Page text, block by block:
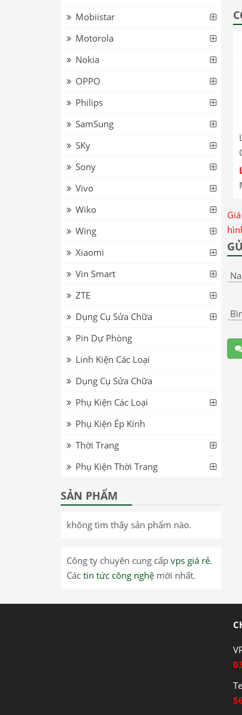
Mobiistar
Motorola
Nokia
OPPO
Philips
SamSung
SKy
Sony
Vivo
Wiko
Wing
Xiaomi
Vin Smart
ZTE
Dụng Cụ Sửa Chữa
Pin Dự Phòng
Linh Kiện Các Loại
Dụng Cụ Sửa Chữa
Phụ Kiện Các Loại
Phụ Kiện Ép Kính
Thời Trang
Phụ Kiện Thời Trang
SẢN PHẨM
không tìm thấy sản phẩm nào.
Công ty chuyên cung cấp vps giá rẻ.
Các tin tức công nghệ mới nhất.